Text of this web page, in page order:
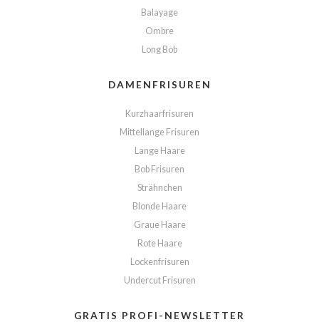
Balayage
Ombre
Long Bob
DAMENFRISUREN
Kurzhaarfrisuren
Mittellange Frisuren
Lange Haare
Bob Frisuren
Strähnchen
Blonde Haare
Graue Haare
Rote Haare
Lockenfrisuren
Undercut Frisuren
GRATIS PROFI-NEWSLETTER